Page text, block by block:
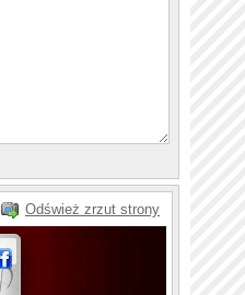
Odśwież zrzut strony